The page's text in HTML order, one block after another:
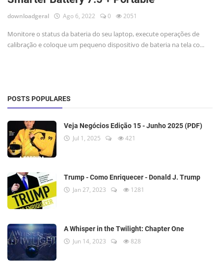
downloadgeral Ago 6, 2022 0 2051
Monitore o status da bateria do seu laptop, execute operações de
calibração e coloque um pequeno dispositivo de bateria na tela co...
POSTS POPULARES
Veja Negócios Edição 15 - Junho 2025 (PDF)
Jul 1, 2025 421
Trump - Como Enriquecer - Donald J. Trump
Jan 27, 2023 1281
A Whisper in the Twilight: Chapter One
Jun 14, 2023 828